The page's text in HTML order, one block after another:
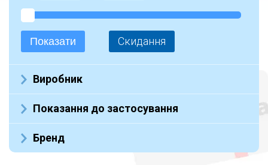
Показати Скидання
Виробник
Не указан (8)
Показання до застосування
Бренд